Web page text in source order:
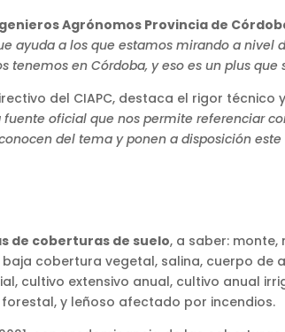
Agrónomos Provincia de
ayuda a los que estamos mirando a nivel
en Córdoba, y eso es un plus que
del CIAPC, destaca el rigor
oficial que nos permite referenciar
del tema y ponen a disposición
de coberturas de suelo, a saber:
cobertura vegetal, salina, cuerpo de
cultivo extensivo anual, cultivo anual
y leñoso afectado por incendios.